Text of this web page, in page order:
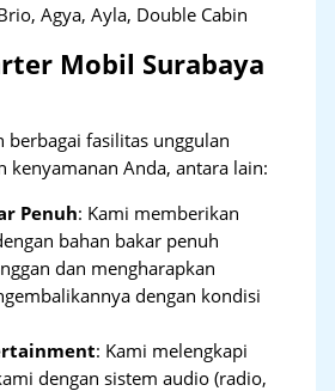
Agya, Ayla, Double Cabin
Mobil Surabaya
berbagai fasilitas unggulan
kenyamanan Anda, antara lain:
Penuh: Kami memberikan
bahan bakar penuh
dan mengharapkan
dengan kondisi
: Kami melengkapi
dengan sistem audio (radio,